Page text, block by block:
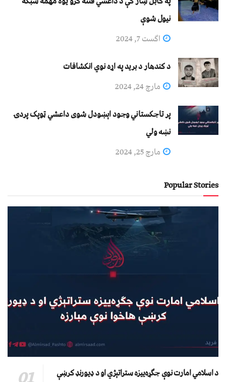
نيول شوې
اگست 7, 2024
د کندهار د برید په اړه نوي انکشافات
مارچ 24, 2024
پر تاجکستاني وجود اېښودل شوی داعشي ټوپک پردۍ
نښه ولي
مارچ 25, 2024
Popular Stories
د اسلامي امارت نوې جګړه‌ییزه ستراتېژي او د ډیورنډ کرښې